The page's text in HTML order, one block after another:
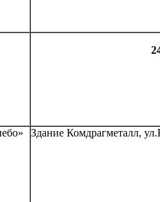
Здание Комдрагметалл,